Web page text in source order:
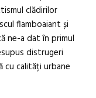
clădirilor
flamboaiant și
ne-a dat în primul
distrugeri
cu calități urbane